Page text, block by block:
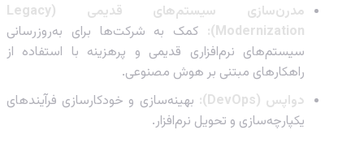
مدرن‌سازی سیستم‌های قدیمی (Legacy
Modernization):
کمک به شرکت‌ها برای به‌روزرسانی
سیستم‌های نرم‌افزاری قدیمی و پرهزینه با استفاده از
راهکارهای مبتنی بر هوش مصنوعی.
دواپس (DevOps):
بهینه‌سازی و خودکارسازی فرآیندهای
یکپارچه‌سازی و تحویل نرم‌افزار.